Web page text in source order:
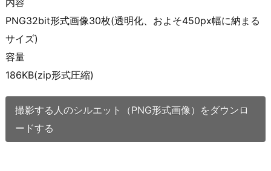
PNG32bit形式画像30枚(透明化、およそ450px幅に納まる
サイズ)
容量
186KB(zip形式圧縮)
撮影する人のシルエット（PNG形式画像）をダウンロ
ードする